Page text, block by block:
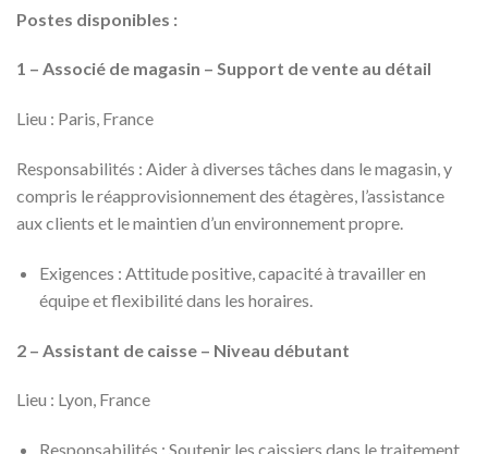
Postes disponibles :
1 – Associé de magasin – Support de vente au détail
Lieu : Paris, France
Responsabilités : Aider à diverses tâches dans le magasin, y
compris le réapprovisionnement des étagères, l’assistance
aux clients et le maintien d’un environnement propre.
Exigences : Attitude positive, capacité à travailler en
équipe et flexibilité dans les horaires.
2 – Assistant de caisse – Niveau débutant
Lieu : Lyon, France
Responsabilités : Soutenir les caissiers dans le traitement